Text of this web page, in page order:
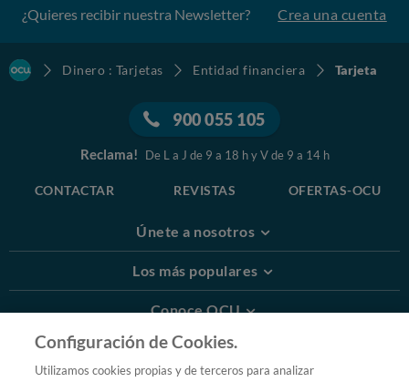
¿Quieres recibir nuestra Newsletter? Crea una cuenta
Dinero : Tarjetas Entidad financiera Tarjeta
900 055 105
Reclama! De L a J de 9 a 18 h y V de 9 a 14 h
CONTACTAR REVISTAS OFERTAS-OCU
Únete a nosotros
Los más populares
Conoce OCU
Más Información
Configuración de Cookies.
Utilizamos cookies propias y de terceros para analizar